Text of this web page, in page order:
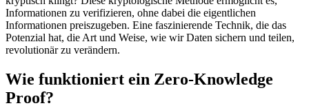
Informationen zu verifizieren, ohne dabei die eigentlichen
Informationen preiszugeben. Eine faszinierende Technik, die das
Potenzial hat, die Art und Weise, wie wir Daten sichern und teilen,
revolutionär zu verändern.
Wie funktioniert ein Zero-Knowledge
Proof?